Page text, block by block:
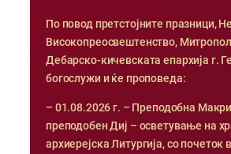
По повод претстојните празници,
Високопреосвештенство,
Дебарско-кичевската епархија г.
богослужи и ќе проповеда:
– 01.08.2026 г. – Преподобна
преподобен Диј – осветување на
архиерејска Литургија, со почеток